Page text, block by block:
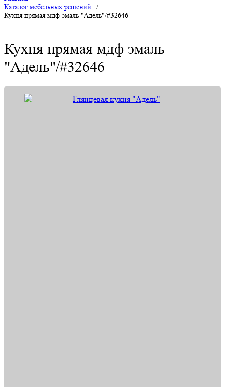
Каталог мебельных решений
/
Кухня прямая мдф эмаль "Адель"/#32646
Кухня прямая мдф эмаль
"Адель"/#32646